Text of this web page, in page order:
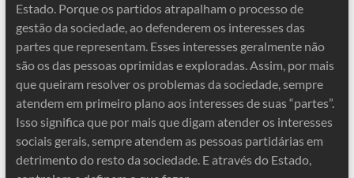
Estado. Porque os partidos atrapalham o processo de
gestão da sociedade, ao defenderem os interesses das
partes que representam. Esses interesses geralmente não
são os das pessoas oprimidas e exploradas. Assim, por mais
que queiram resolver os problemas da sociedade, sempre
atendem em primeiro plano aos interesses de suas “partes”.
Isso significa que por mais que digam atender os interesses
sociais gerais, sempre atendem as pessoas partidárias em
detrimento do resto da sociedade. E através do Estado,